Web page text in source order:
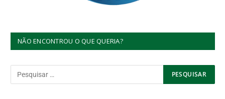
NÃO ENCONTROU O QUE QUERIA?